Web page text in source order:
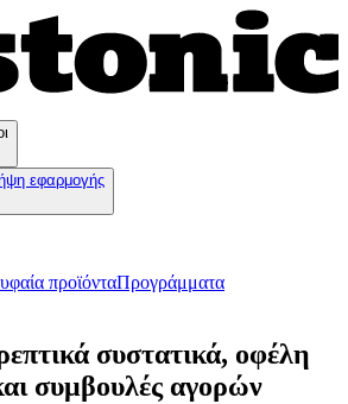
εφαρμογής
προϊόνταПρογράμματα
συστατικά, οφέλη
συμβουλές αγορών